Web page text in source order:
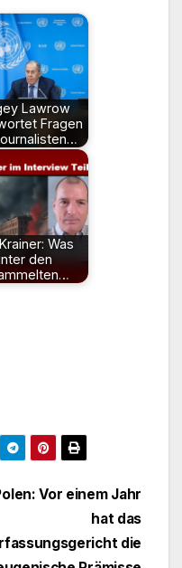
Lawrow
Fragen
Was
den
Vor einem Jahr
hat das
die